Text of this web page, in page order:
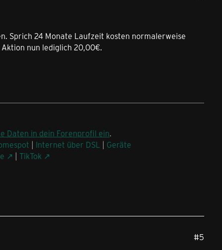
Sprich 24 Monate Laufzeit kosten normalerweise
nun lediglich 20,00€.
Daten in dein Forenprofil ein.
| Internet über DSL | Geräte
| TikTok
#5